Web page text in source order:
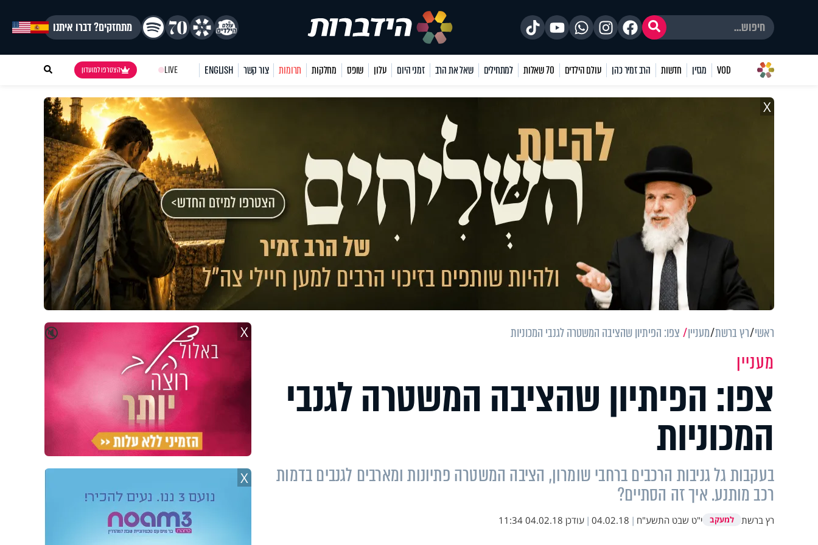
מתחזקים? דברו איתנו
VOD מגזין חדשות הרב זמיר כהן עולם הילדים 70 שאלות למתחילים שאל את הרב זמני היום עלון שופס מחלקות תרומות צור קשר ENGLISH
LIVE הצטרפו למועדון
X
ראשי רץ ברשת מעניין צפו: הפיתיון שהציבה המשטרה לגנבי המכוניות
מעניין
צפו: הפיתיון שהציבה המשטרה לגנבי
המכוניות
בעקבות גל גניבות הרכבים ברחבי שומרון, הציבה המשטרה פתיונות ומארבים לגנבים בדמות
רכב מותנע. איך זה הסתיים?
רץ ברשת למעקב י"ט שבט התשע"ח |
04.02.18
| עודכן 04.02.18 11:34
🔇 X
X